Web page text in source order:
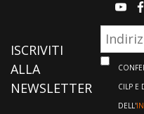
ISCRIVITI
ALLA
NEWSLETTER
CILP E
DELL'